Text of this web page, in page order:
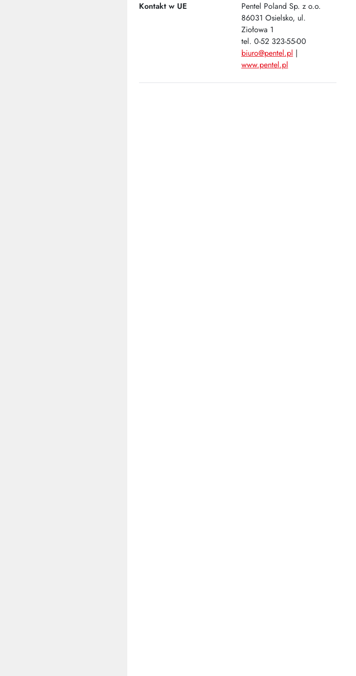
Kontakt w UE
Pentel Poland Sp. z o.o.
86031 Osielsko, ul.
Ziołowa 1
tel. 0-52 323-55-00
biuro@pentel.pl |
www.pentel.pl